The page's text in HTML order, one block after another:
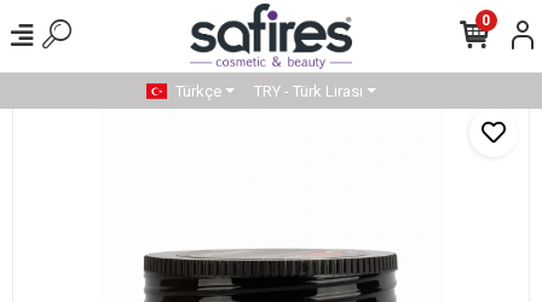
0
Türkçe TRY - Türk Lirası